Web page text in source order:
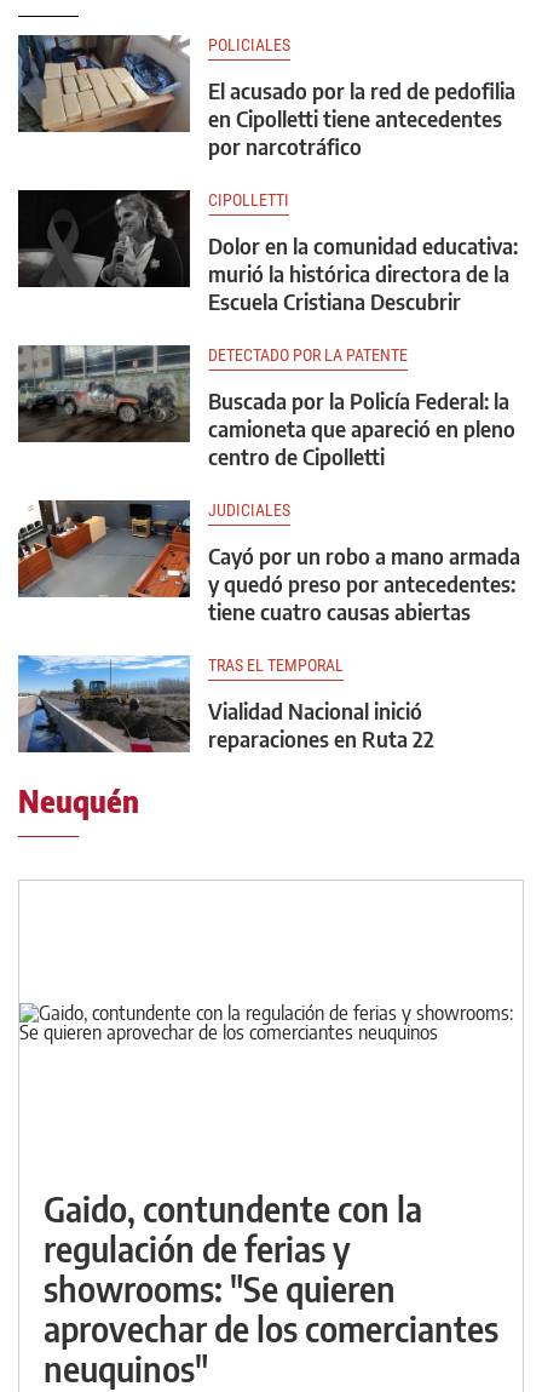
POLICIALES
El acusado por la red de pedofilia
en Cipolletti tiene antecedentes
por narcotráfico
CIPOLLETTI
Dolor en la comunidad educativa:
murió la histórica directora de la
Escuela Cristiana Descubrir
DETECTADO POR LA PATENTE
Buscada por la Policía Federal: la
camioneta que apareció en pleno
centro de Cipolletti
JUDICIALES
Cayó por un robo a mano armada
y quedó preso por antecedentes:
tiene cuatro causas abiertas
TRAS EL TEMPORAL
Vialidad Nacional inició
reparaciones en Ruta 22
Neuquén
Gaido, contundente con la
regulación de ferias y
showrooms: "Se quieren
aprovechar de los comerciantes
neuquinos"